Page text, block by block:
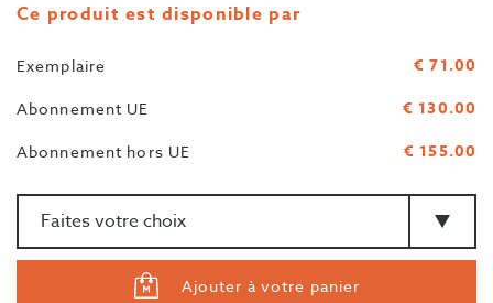
Ce produit est disponible par
Exemplaire € 71.00
Abonnement UE € 130.00
Abonnement hors UE
€ 155.00
Ajouter à votre panier